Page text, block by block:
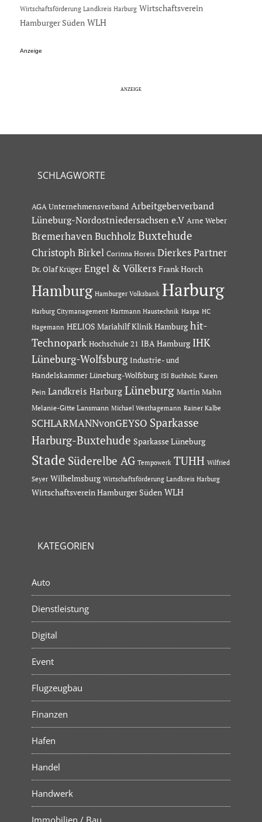
Wirtschaftsförderung Landkreis Harburg Wirtschaftsverein
Hamburger Süden WLH
Anzeige
SCHLAGWORTE
AGA Unternehmensverband Arbeitgeberverband
Lüneburg-Nordostniedersachsen e.V Arne Weber
Bremerhaven Buchholz Buxtehude
Christoph Birkel Corinna Horeis Dierkes Partner
Dr. Olaf Krüger Engel & Völkers Frank Horch
Hamburg Hamburger Volksbank Harburg
Harburg Citymanagement Hartmann Haustechnik Haspa HC
Hagemann HELIOS Mariahilf Klinik Hamburg hit-
Technopark Hochschule 21 IBA Hamburg IHK
Lüneburg-Wolfsburg Industrie- und
Handelskammer Lüneburg-Wolfsburg ISI Buchholz Karen
Pein Landkreis Harburg Lüneburg Martin Mahn
Melanie-Gitte Lansmann Michael Westhagemann Rainer Kalbe
SCHLARMANNvonGEYSO Sparkasse
Harburg-Buxtehude Sparkasse Lüneburg
Stade Süderelbe AG Tempowerk TUHH Wilfried
Seyer Wilhelmsburg Wirtschaftsförderung Landkreis Harburg
Wirtschaftsverein Hamburger Süden WLH
KATEGORIEN
Auto
Dienstleistung
Digital
Event
Flugzeugbau
Finanzen
Hafen
Handel
Handwerk
Immobilien / Bau